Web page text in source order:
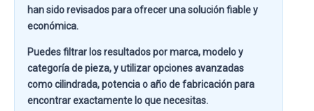
han sido revisados para ofrecer una solución fiable y
económica.
Puedes filtrar los resultados pormarca, modelo y
categoría de pieza, y utilizar opciones avanzadas
comocilindrada, potencia o año de fabricaciónpara
encontrar exactamente lo que necesitas.